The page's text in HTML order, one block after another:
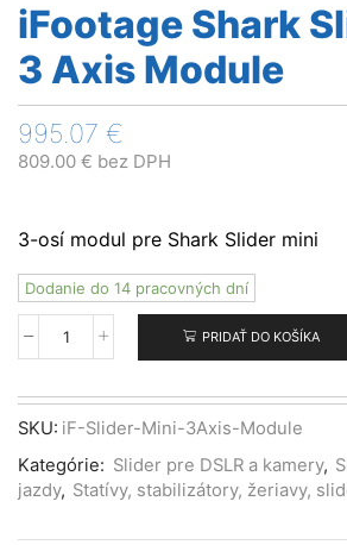
iFootage Shark
3 Axis Module
995.07 €
809.00 € bez DPH
3-osí modul pre Shark Slider mini
Dodanie do 14 pracovných dní
množstvo
Shark
Slider
3
Axis
PRIDAŤ DO KOŠÍKA
SKU: iF-Slider-Mini-3Axis-Module
Kategórie: Slider pre DSLR a kamery,
jazdy, Statívy, stabilizátory, žeriavy,